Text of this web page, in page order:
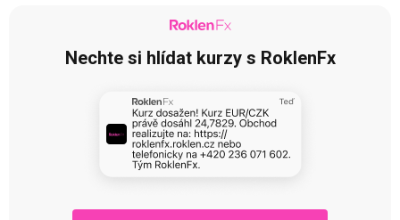
Nechte si hlídat kurzy s RoklenFx